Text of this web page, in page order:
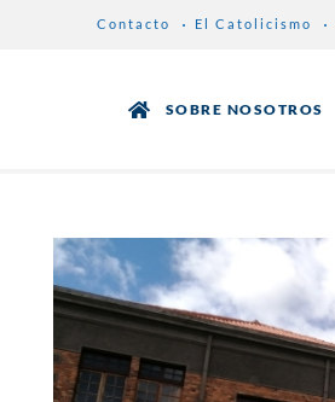
Contacto El Catolicismo
SOBRE NOSOTROS